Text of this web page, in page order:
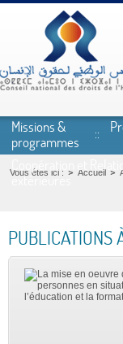
Aller au contenu principal
Missions &
programmes
Coopération et
extérieures
Vous êtes ici : Accueil
PUBLICATIONS